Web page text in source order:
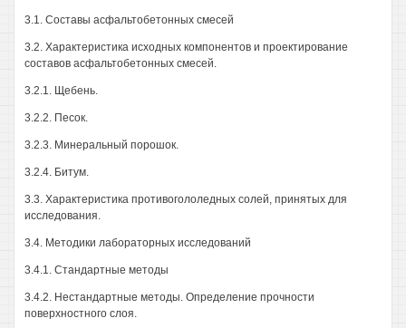
3.1. Составы асфальтобетонных смесей
3.2. Характеристика исходных компонентов и проектирование
составов асфальтобетонных смесей.
3.2.1. Щебень.
3.2.2. Песок.
3.2.3. Минеральный порошок.
3.2.4. Битум.
3.3. Характеристика противогололедных солей, принятых для
исследования.
3.4. Методики лабораторных исследований
3.4.1. Стандартные методы
3.4.2. Нестандартные методы. Определение прочности
поверхностного слоя.